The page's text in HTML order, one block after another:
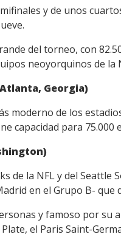
y de unos
del torneo, con
neoyorquinos de la
Georgia)
moderno de los
capacidad para
de la NFL y del
en el Grupo B-
y famoso por
el Paris Saint-